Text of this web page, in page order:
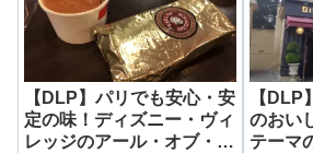
【DLP】パリでも安心・安
定の味！ディズニー・ヴィ
レッジのアール・オブ・サ
【DLP
のおい
テーマ